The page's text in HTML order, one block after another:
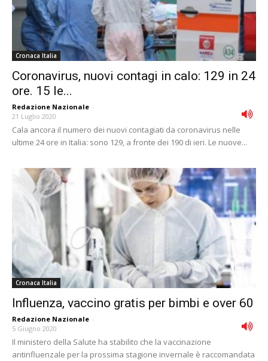
Cronaca Italia
Coronavirus, nuovi contagi in calo: 129 in 24
ore. 15 le...
Redazione Nazionale -
21 Luglio 2020
Cala ancora il numero dei nuovi contagiati da coronavirus nelle
ultime 24 ore in Italia: sono 129, a fronte dei 190 di ieri. Le nuove...
Cronaca Italia
Influenza, vaccino gratis per bimbi e over 60
Redazione Nazionale -
5 Giugno 2020
Il ministero della Salute ha stabilito che la vaccinazione
antinfluenzale per la prossima stagione invernale è raccomandata